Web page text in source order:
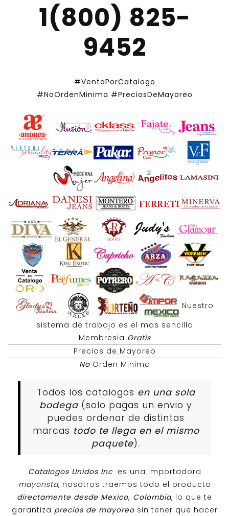
1(800) 825-
9452
#VentaPorCatalogo
#NoOrdenMinima #PreciosDeMayoreo
Nuestro
sistema de trabajo es el mas sencillo
Membresia Gratis
Precios de Mayoreo
NoOrden Minima
Todos los catalogos en una sola
bodega (solo pagas un envio y
puedes ordenar de distintas
marcas todo te llega en el mismo
paquete).
Catalogos Unidos Inc es una importadora
mayorista, nosotros traemos todo el producto
directamente desde Mexico, Colombia, lo que te
garantiza precios de mayoreosin tener que hacer